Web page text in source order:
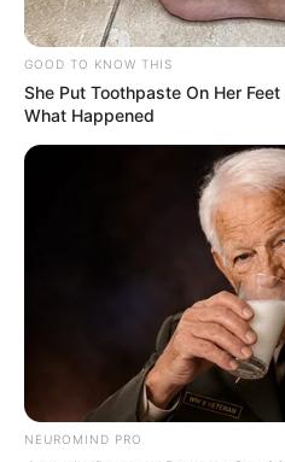
λωρίδα άμμου με
πλευρές, 90 λεπτά από
Ακολουθήστε το
ΤΑ ΠΙΟ
GOOD TO KNOW THIS
She Put Toothpaste On Her
What Happened
NEUROMIND PRO